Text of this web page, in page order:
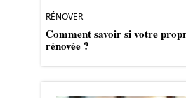
RÉNOVER
Comment savoir si votre
rénovée ?